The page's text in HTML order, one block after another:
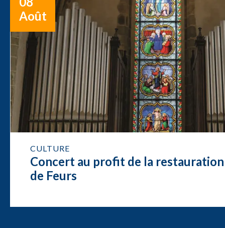
Août
CULTURE
Concert au profit de la restauration
de Feurs